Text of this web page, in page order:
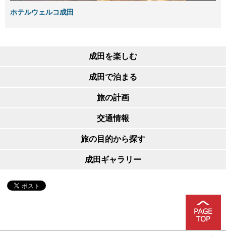
ホテルウェルコ成田
成田を楽しむ
成田で泊まる
旅の計画
交通情報
旅の目的から探す
成田ギャラリー